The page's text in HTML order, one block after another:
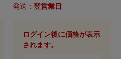
PMMAディスクです。
発送： 翌営業日
ログイン後に価格が表示
されます。